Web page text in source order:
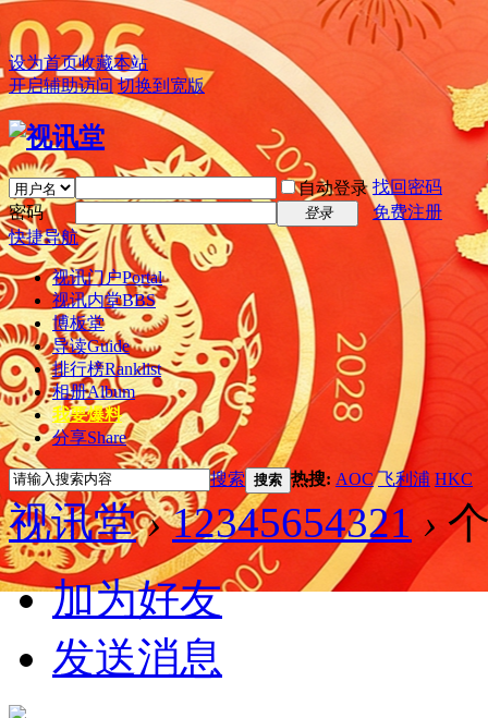
设为首页收藏本站
开启辅助访问 切换到宽版
自动登录 找回密码
密码
登录
免费注册
快捷导航
视讯门户Portal
视讯内堂BBS
博板堂
导读Guide
排行榜Ranklist
相册Album
我要爆料
分享Share
搜索 搜索 热搜: AOC 飞利浦 HKC
视讯堂 › 12345654321 ›
加为好友
发送消息